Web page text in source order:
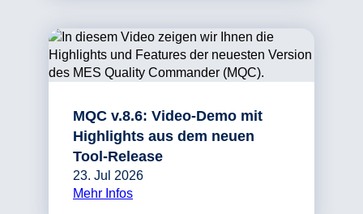
MQC v.8.6: Video-Demo mit
Highlights aus dem neuen
Tool-Release
23. Jul 2026
Mehr Infos